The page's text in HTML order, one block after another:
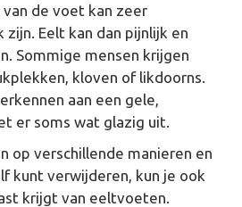
de voet kan zeer
Eelt kan dan pijnlijk en
Sommige mensen krijgen
kloven of likdoorns.
aan een gele,
er soms wat glazig uit.
op verschillende manieren en
kunt verwijderen, kun je ook
krijgt van eeltvoeten.